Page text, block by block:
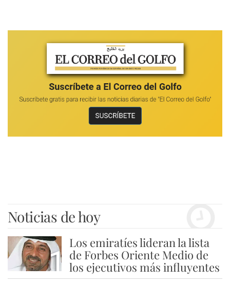
Noticias de hoy
1
Los emiratíes lideran la lista
de Forbes Oriente Medio de
los ejecutivos más influyentes